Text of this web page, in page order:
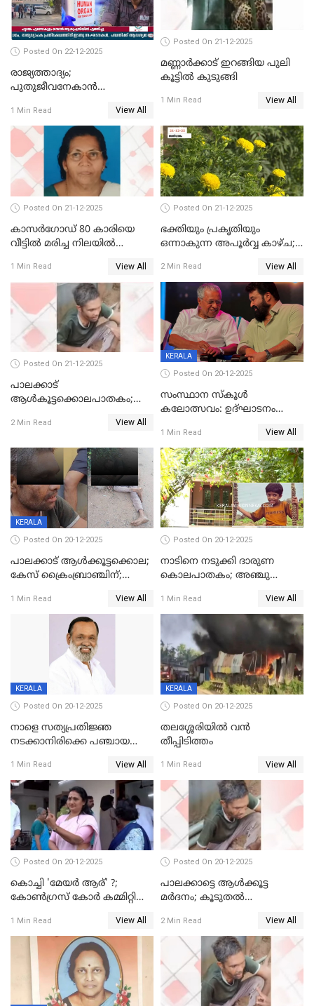
Posted On 22-12-2025
രാജ്യത്താദ്യം;
പുതുജീവനേകാൻ
എറണാകുളം സർക്കാർ
ജനറൽ
ആശുപത്രിയിലെത്തിച്ചു
1 Min Read View All
Posted On 21-12-2025
മണ്ണാർക്കാട് ഇറങ്ങിയ പുലി
കൂട്ടിൽ കുടുങ്ങി
1 Min Read View All
Posted On 21-12-2025
കാസർഗോഡ് 80 കാരിയെ
വീട്ടിൽ മരിച്ച നിലയിൽ
1 Min Read View All
Posted On 21-12-2025
ഭക്തിയും പ്രകൃതിയും
ഒന്നാകുന്ന അപൂര്‍വ്വ കാഴ്ച;
കാഴ്ചാനുഭവമൊരുക്കി
ശബരീ നന്ദനം
2 Min Read View All
Posted On 21-12-2025
പാലക്കാട്‌
ആൾകൂട്ടക്കൊലപാതകം;
ഊർജ്ജിതമാക്കിമാക്കി
2 Min Read View All
KERALA
Posted On 20-12-2025
സംസ്ഥാന സ്കൂൾ
കലോത്സവം: ഉദ്ഘാടനം
മുഖ്യാതിഥിയായി
മോഹൻലാൽ
1 Min Read View All
KERALA
Posted On 20-12-2025
പാലക്കാട് ആൾക്കൂട്ടക്കൊല;
കേസ് ക്രൈംബ്രാഞ്ചിന്;
അന്വേഷിക്കും
1 Min Read View All
Posted On 20-12-2025
നാടിനെ നടുക്കി ദാരുണ
കൊലപാതകം; അഞ്ചു
കഴുത്തുഞെരിച്ച് കൊന്നു
1 Min Read View All
KERALA
Posted On 20-12-2025
നാളെ സത്യപ്രതിജ്ഞ
നടക്കാനിരിക്കെ പഞ്ചായത്ത്
1 Min Read View All
KERALA
Posted On 20-12-2025
തലശ്ശേരിയിൽ വൻ
തീപ്പിടിത്തം
1 Min Read View All
Posted On 20-12-2025
കൊച്ചി 'മേയർ ആര്' ?;
കോണ്‍ഗ്രസ് കോര്‍ കമ്മിറ്റി
1 Min Read View All
Posted On 20-12-2025
പാലക്കാട്ടെ ആള്‍ക്കൂട്ട
മര്‍ദനം; കൂടുതല്‍
അംഗ സംഘമെന്ന് വിവരം
2 Min Read View All